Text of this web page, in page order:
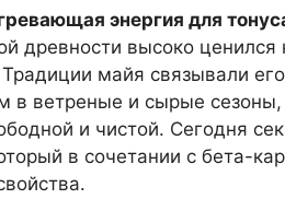
энергия для
древности высоко
майя связывали
в ветреные и сырые
и чистой. Сегодня
в сочетании с бета-